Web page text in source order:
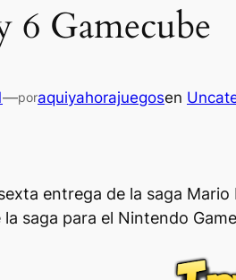
6 Gamecube
—poraquiyahorajuegosen
entrega de la saga
saga para el Nintendo